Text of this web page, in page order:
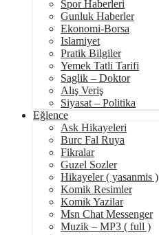
Spor Haberleri
Gunluk Haberler
Ekonomi-Borsa
Islamiyet
Pratik Bilgiler
Yemek Tatli Tarifi
Saglik – Doktor
Alış Veriş
Siyasat – Politika
Eğlence
Ask Hikayeleri
Burc Fal Ruya
Fikralar
Guzel Sozler
Hikayeler ( yasanmis )
Komik Resimler
Komik Yazilar
Msn Chat Messenger
Muzik – MP3 ( full )